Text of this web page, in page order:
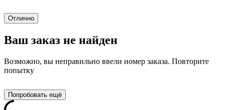
Отлично
Ваш заказ не найден
Возможно, вы неправильно ввели номер заказа. Повторите
попытку
Попробовать ещё